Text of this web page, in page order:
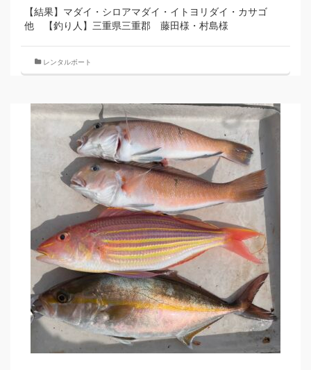
【結果】マダイ・シロアマダイ・イトヨリダイ・カサゴ
他 【釣り人】三重県三重郡 藤田様・村島様
レンタルボート